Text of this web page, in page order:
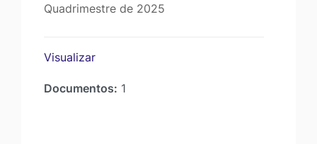
Quadrimestre de 2025
Visualizar
Documentos: 1